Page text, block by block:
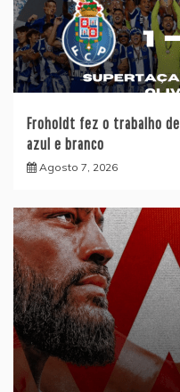
Froholdt fez o trabalho
azul e branco
Agosto 7, 2026